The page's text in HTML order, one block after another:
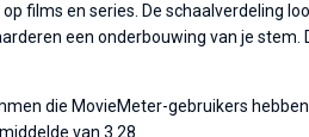
films en series. De schaalverdeling
een onderbouwing van je stem.
die MovieMeter-gebruikers
van 3.28.